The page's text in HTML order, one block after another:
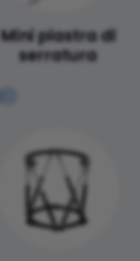
Mini piastra di
serratura